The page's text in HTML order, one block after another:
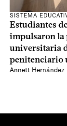
SISTEMA
Estudiantes
impulsaron
universitaria
penitenciario
Annett Hernández